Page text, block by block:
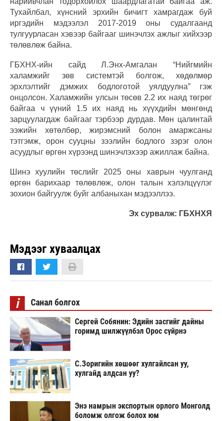
Тухайлбал, хүнсний эрхийн бичигт хамрагдаж буй
иргэдийн мэдээлэл 2017-2019 оны судалгаанд
тулгуурласан хэвээр байгааг шинэчлэх ажлыг хийхээр
төлөвлөж байна.
ГБХНХ-ийн сайд Л.Энх-Амгалан “Нийгмийн
халамжийг зөв системтэй болгож, хөдөлмөр
эрхлэлтийг дэмжих бодлоготой уялдуулна” гэж
онцолсон. Халамжийн улсын төсөв 2.2 их наяд төгрөг
байгаа ч үүний 1.5 их наяд нь хүүхдийн мөнгөнд
зарцуулагдаж байгааг тэрбээр дурдав. Мөн цалинтай
ээжийн хөтөлбөр, жирэмсний болон амаржсаны
тэтгэмж, орон сууцны зээлийн бодлого зэрэг олон
асуудлыг өргөн хүрээнд шинэчлэхээр ажиллаж байна.
Шинэ хуулийн төслийг 2025 оны хаврын чуулганд
өргөн барихаар төлөвлөж, олон талын хэлэлцүүлэг
зохион байгуулж буйг албаныхан мэдээллээ.
Эх сурвалж: ГБХНХЯ
Мэдээг хуваалцах
i Санал болгох
Сергей Собянин: Эдийн засгийг дайны
горимд шилжүүлбэл Орос сүйрнэ
С.Зоригийн хөшөөг хулгайлсан уу,
хулгайд алдсан уу?
Энэ намрын экспортын орлого Монголд
боломж олгож болох юм